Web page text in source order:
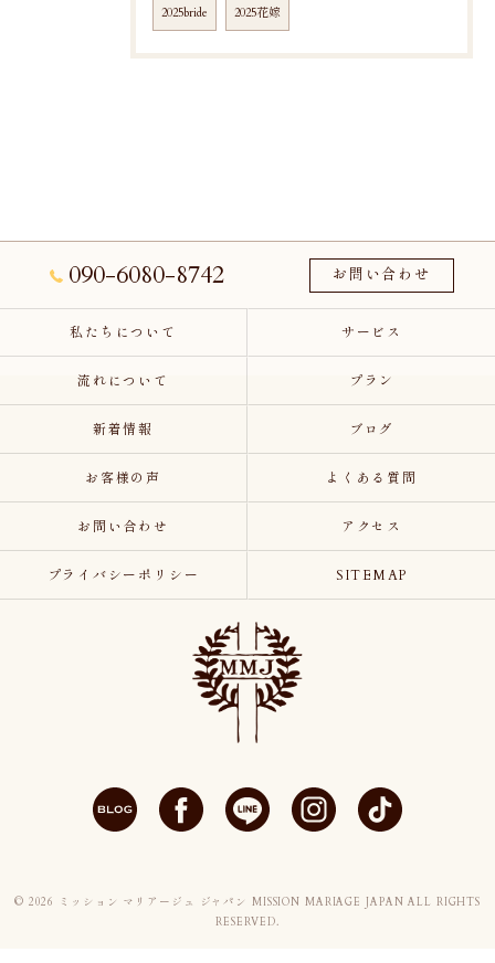
2025bride 2025花嫁
090-6080-8742 お問い合わせ
私たちについて サービス
流れについて プラン
新着情報 ブログ
お客様の声 よくある質問
お問い合わせ アクセス
プライバシーポリシー SITEMAP
© 2026 ミッション マリアージュ ジャパン MISSION MARIAGE JAPAN ALL RIGHTS
RESERVED.